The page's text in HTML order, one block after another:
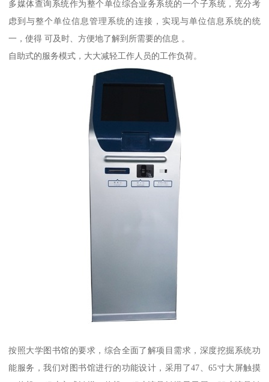
多媒体查询系统作为整个单位综合业务系统的一个子系统，充分考
虑到与整个单位信息管理系统的连接，实现与单位信息系统的统
一，使得 可及时、方便地了解到所需要的信息 。
自助式的服务模式，大大减轻工作人员的工作负荷。
按照大学图书馆的要求，综合全面了解项目需求，深度挖掘系统功
能服务，我们对图书馆进行的功能设计，采用了47、65寸大屏触摸